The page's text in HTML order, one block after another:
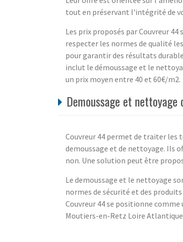
tout en préservant l'intégrité de
Les prix proposés par Couvreur
respecter les normes de qualité
pour garantir des résultats
inclut le démoussage et le
un prix moyen entre 40 et 60€/m2.
Demoussage et
Couvreur 44 permet de traiter les
demoussage et de nettoyage. Ils
non. Une solution peut être
Le demoussage et le nettoyage
normes de sécurité et des
Couvreur 44 se positionne
Moutiers-en-Retz Loire Atlantique